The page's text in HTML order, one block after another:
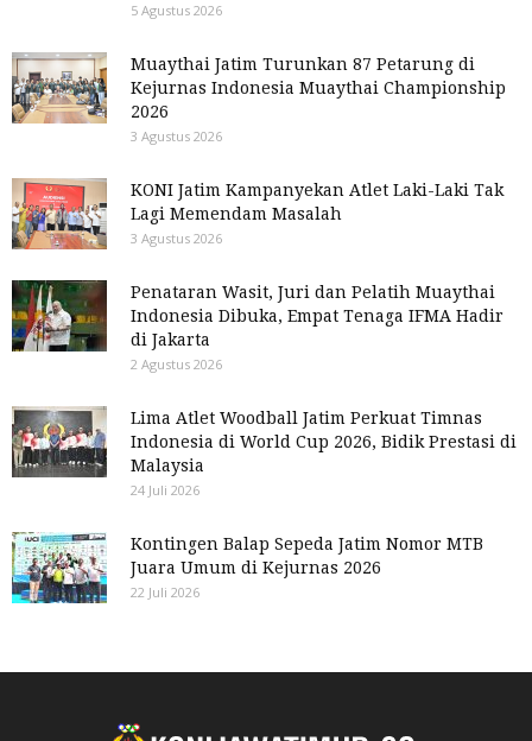
5 Agustus 2026
Muaythai Jatim Turunkan 87 Petarung di
Kejurnas Indonesia Muaythai Championship
2026
3 Agustus 2026
KONI Jatim Kampanyekan Atlet Laki-Laki Tak
Lagi Memendam Masalah
3 Agustus 2026
Penataran Wasit, Juri dan Pelatih Muaythai
Indonesia Dibuka, Empat Tenaga IFMA Hadir
di Jakarta
2 Agustus 2026
Lima Atlet Woodball Jatim Perkuat Timnas
Indonesia di World Cup 2026, Bidik Prestasi di
Malaysia
24 Juli 2026
Kontingen Balap Sepeda Jatim Nomor MTB
Juara Umum di Kejurnas 2026
22 Juli 2026